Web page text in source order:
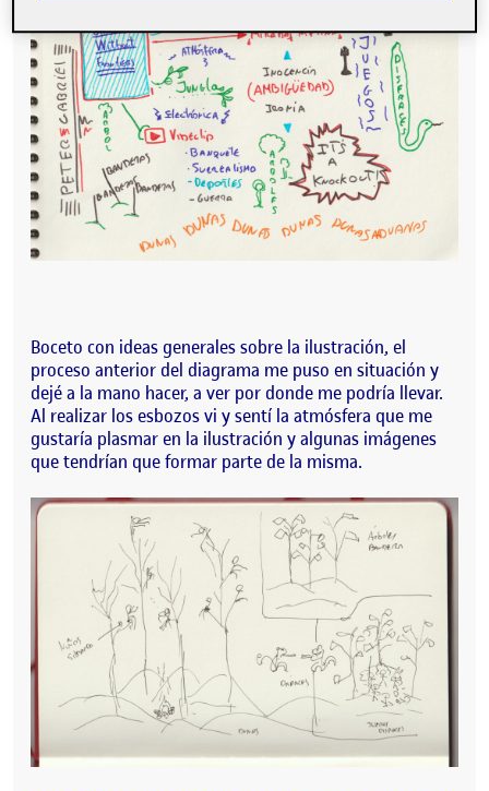
Boceto con ideas generales sobre la ilustración, el
proceso anterior del diagrama me puso en situación y
dejé a la mano hacer, a ver por donde me podría llevar.
Al realizar los esbozos vi y sentí la atmósfera que me
gustaría plasmar en la ilustración y algunas imágenes
que tendrían que formar parte de la misma.